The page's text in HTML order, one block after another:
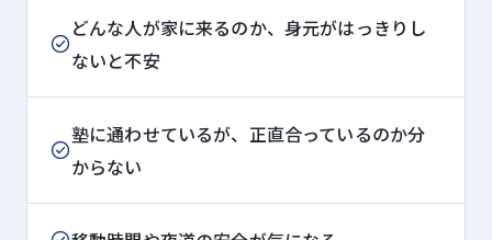
どんな人が家に来るのか、身元がはっきりし
ないと不安
塾に通わせているが、正直合っているのか分
からない